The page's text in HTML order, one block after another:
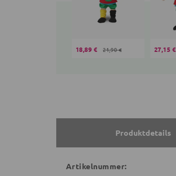
18,89 € 21,90 € 27,15 €
Produktdetails
Artikelnummer: